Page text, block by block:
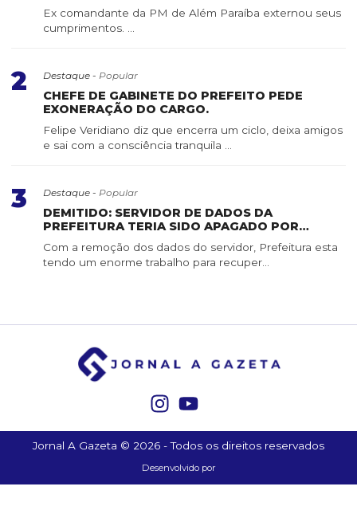
Ex comandante da PM de Além Paraíba externou seus
cumprimentos. ...
2 Destaque - Popular
CHEFE DE GABINETE DO PREFEITO PEDE
EXONERAÇÃO DO CARGO.
Felipe Veridiano diz que encerra um ciclo, deixa amigos
e sai com a consciência tranquila ...
3 Destaque - Popular
DEMITIDO: SERVIDOR DE DADOS DA
PREFEITURA TERIA SIDO APAGADO POR
SERVIDOR DE CONFIANÇA
Com a remoção dos dados do servidor, Prefeitura esta
tendo um enorme trabalho para recuper...
Jornal A Gazeta © 2026 - Todos os direitos reservados
Desenvolvido por